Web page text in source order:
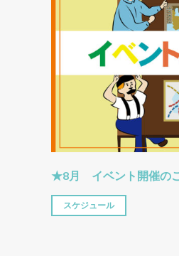
★8月 イベント開催の
スケジュール